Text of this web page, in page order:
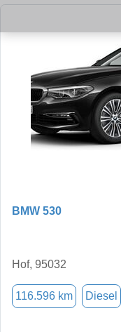
BMW 530
Hof, 95032
116.596 km Diesel